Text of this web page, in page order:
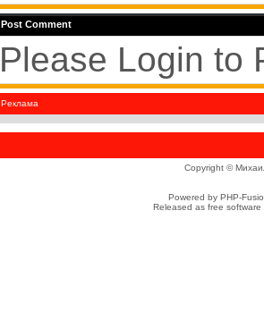
Post Comment
Please Login to
Реклама
Copyright ©
Powered by PHP-
Released as free